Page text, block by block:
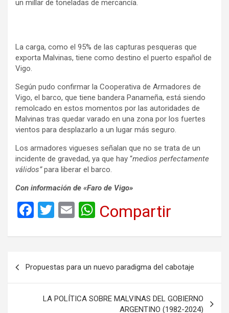
un millar de toneladas de mercancía.
La carga, como el 95% de las capturas pesqueras que
exporta Malvinas, tiene como destino el puerto español de
Vigo.
Según pudo confirmar la Cooperativa de Armadores de
Vigo, el barco, que tiene bandera Panameña, está siendo
remolcado en estos momentos por las autoridades de
Malvinas tras quedar varado en una zona por los fuertes
vientos para desplazarlo a un lugar más seguro.
Los armadores vigueses señalan que no se trata de un
incidente de gravedad, ya que hay “medios perfectamente
válidos”para liberar el barco.
Con información de «Faro de Vigo»
F
ce
o
T
tt
E
ail
W
at
A
p
p
Compartir
entradas
Propuestas para un nuevo paradigma del cabotaje
LA POLÍTICA SOBRE MALVINAS DEL GOBIERNO
ARGENTINO (1982-2024)